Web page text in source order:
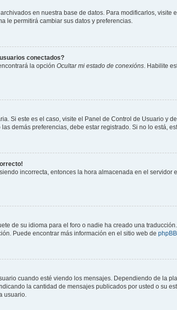
en nuestra base de datos. Para modificarlos,
le permitirá cambiar sus datos y preferencias.
conectados?
la opción Ocultar mi estado de conexións . Habilite
Si este es el caso, visite el Panel de Control de Usuario y
demás preferencias, debe estar registrado. Si no lo está,
incorrecta, entonces la hora almacenada en el
de su idioma para el foro o nadie ha creado una
Puede encontrar más información en el sitio web de phpBB
cuando esté viendo los mensajes. Dependiendo de la
la cantidad de mensajes publicados por usted o su
usuario.